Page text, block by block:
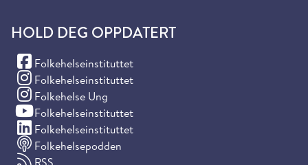
HOLD DEG OPPDATERT
Folkehelseinstituttet
(Facebook)
Folkehelseinstituttet
(Instagram)
Folkehelse Ung
(Instagram)
Folkehelseinstituttet
(YouTube)
Folkehelseinstituttet
(LinkedIn)
Folkehelsepodden